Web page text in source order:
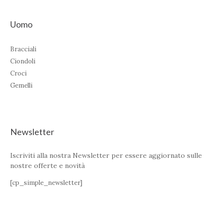
Uomo
Bracciali
Ciondoli
Croci
Gemelli
Newsletter
Iscriviti alla nostra Newsletter per essere aggiornato sulle
nostre offerte e novità
[cp_simple_newsletter]